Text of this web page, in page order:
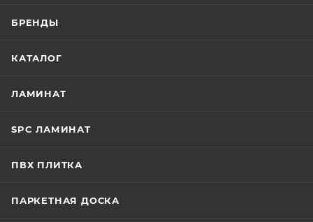
БРЕНДЫ
КАТАЛОГ
ЛАМИНАТ
SPC ЛАМИНАТ
ПВХ ПЛИТКА
ПАРКЕТНАЯ ДОСКА